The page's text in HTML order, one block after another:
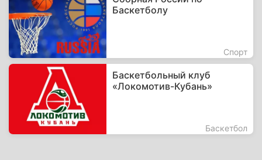
Баскетболу
Спорт
Баскетбольный клуб
«Локомотив-Кубань»
Баскетбол